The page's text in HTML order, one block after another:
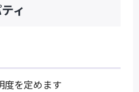
ィ
度を定めます